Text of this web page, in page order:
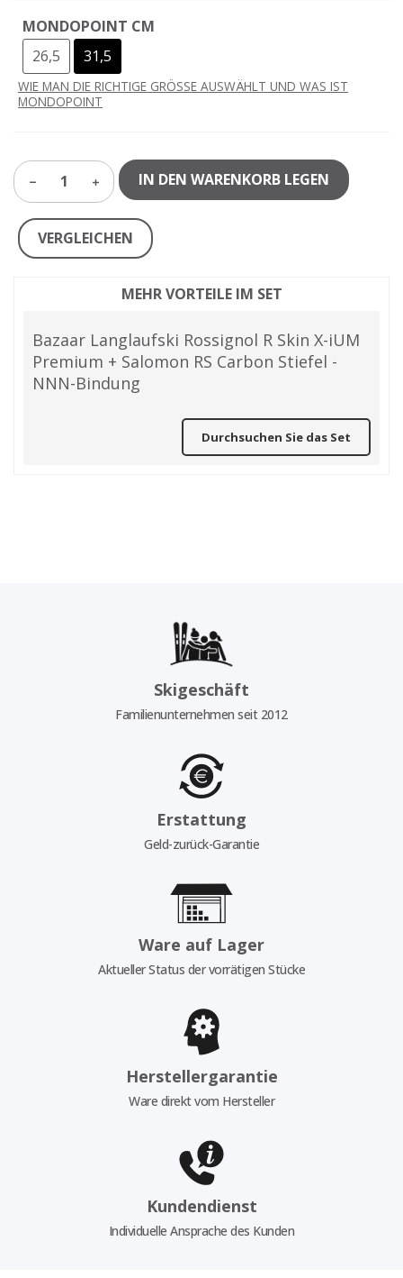
MONDOPOINT CM
26,5
31,5
WIE MAN DIE RICHTIGE GRÖSSE AUSWÄHLT UND WAS IST
MONDOPOINT
1 IN DEN WARENKORB LEGEN
VERGLEICHEN
MEHR VORTEILE IM SET
Bazaar Langlaufski Rossignol R Skin X-iUM
Premium + Salomon RS Carbon Stiefel -
NNN-Bindung
Durchsuchen Sie das Set
Skigeschäft
Familienunternehmen seit 2012
Erstattung
Geld-zurück-Garantie
Ware auf Lager
Aktueller Status der vorrätigen Stücke
Herstellergarantie
Ware direkt vom Hersteller
Kundendienst
Individuelle Ansprache des Kunden